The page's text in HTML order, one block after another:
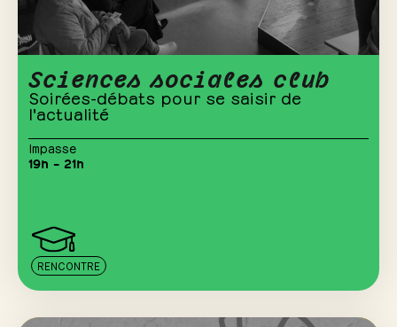
Sciences sociales club
Soirées-débats pour se saisir de
l'actualité
Impasse
19h – 21h
RENCONTRE